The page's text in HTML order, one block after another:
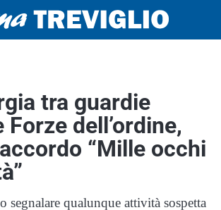
tra guardie
Forze dell’ordine,
“Mille occhi
segnalare qualunque attività sospetta